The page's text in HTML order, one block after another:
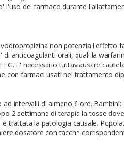
l'uso del farmaco durante
non potenzia
anticoagulanti orali, quali la
E' necessario tuttaviausare
con farmaci usati nel trattamento
intervalli di almeno 6 ore.
2 settimane di terapia la tosse
trattata la patologia causale.
dosatore con tacche